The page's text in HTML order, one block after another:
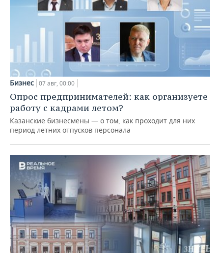
Бизнес 07 авг, 00:00
Опрос предпринимателей: как организуете
работу с кадрами летом?
Казанские бизнесмены — о том, как проходит для них
период летних отпусков персонала